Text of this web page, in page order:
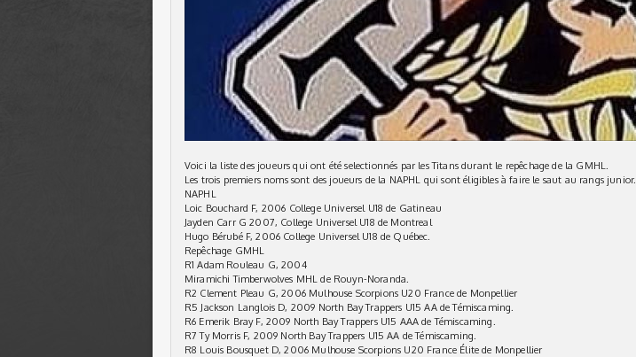
Voici la liste des joueurs qui ont été selectionnés par les Titans durant le repêchage de la GMHL.
Les trois premiers noms sont des joueurs de la NAPHL qui sont éligibles à faire le saut au rangs junior.
NAPHL
Loic Bouchard F, 2006 College Universel U18 de Gatineau
Jayden Carr G 2007, College Universel U18 de Montreal
Hugo Bérubé F, 2006 College Universel U18 de Québec.
Repêchage GMHL
R1 Adam Rouleau G, 2004
Miramichi Timberwolves MHL de Rouyn-Noranda.
R2 Clement Pleau G, 2006 Mulhouse Scorpions U20 France de Monpellier
R5 Jackson Langlois D, 2009 North Bay Trappers U15 AA de Témiscaming.
R6 Emerik Bray F, 2009 North Bay Trappers U15 AAA de Témiscaming.
R7 Ty Morris F, 2009 North Bay Trappers U15 AA de Témiscaming.
R8 Louis Bousquet D, 2006 Mulhouse Scorpions U20 France Élite de Monpellier